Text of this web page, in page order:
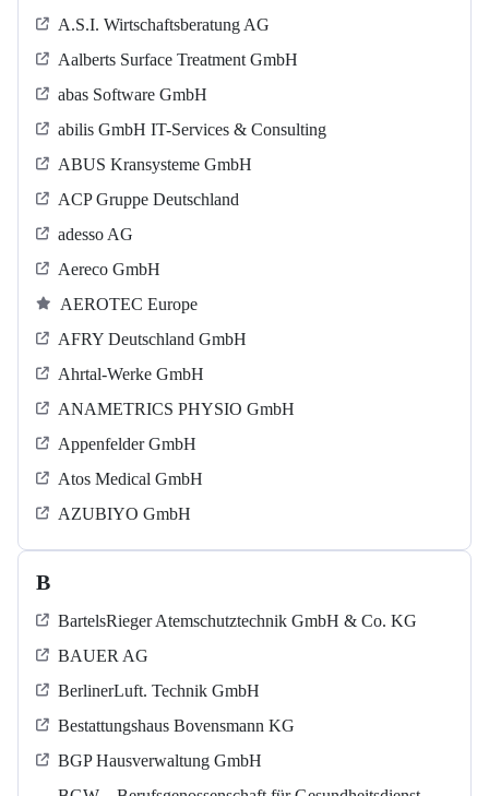
A.S.I. Wirtschaftsberatung AG
Aalberts Surface Treatment GmbH
abas Software GmbH
abilis GmbH IT-Services & Consulting
ABUS Kransysteme GmbH
ACP Gruppe Deutschland
adesso AG
Aereco GmbH
AEROTEC Europe
AFRY Deutschland GmbH
Ahrtal-Werke GmbH
ANAMETRICS PHYSIO GmbH
Appenfelder GmbH
Atos Medical GmbH
AZUBIYO GmbH
B
BartelsRieger Atemschutztechnik GmbH & Co. KG
BAUER AG
BerlinerLuft. Technik GmbH
Bestattungshaus Bovensmann KG
BGP Hausverwaltung GmbH